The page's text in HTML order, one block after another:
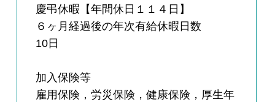
慶弔休暇【年間休日１１４日】
６ヶ月経過後の年次有給休暇日数
10日
加入保険等
雇用保険，労災保険，健康保険，厚生年